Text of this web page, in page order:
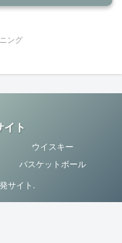
ング
イト
ウイスキー
バスケットボール
サイト.